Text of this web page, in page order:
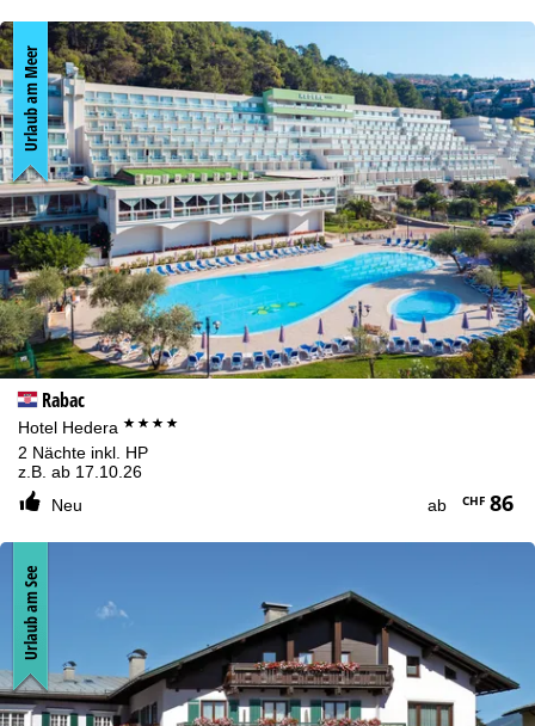
Rabac
Hotel Hedera ****
2 Nächte inkl. HP
z.B. ab 17.10.26
Neu
ab CHF86
Urlaub am Meer
Urlaub am See